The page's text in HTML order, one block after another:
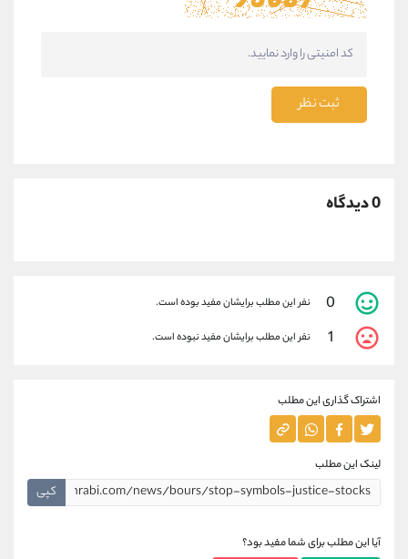
ثبت نظر
0 دیدگاه
0 نفر این مطلب برایشان مفید بوده است.
1 نفر این مطلب برایشان مفید نبوده است.
اشتراک گذاری این مطلب
لینک این مطلب
کپی
آیا این مطلب برای شما مفید بود؟